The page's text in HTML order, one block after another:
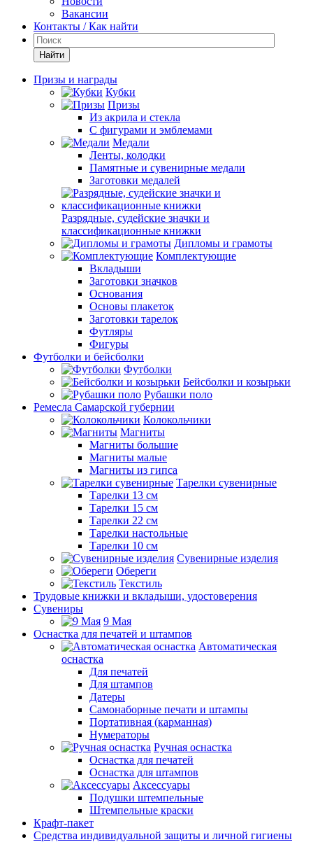
Вакансии
Контакты / Как найти
Найти
Призы и награды
Кубки
Призы
Из акрила и стекла
С фигурами и эмблемами
Медали
Ленты, колодки
Памятные и сувенирные медали
Заготовки медалей
Разрядные, судейские значки и
классификационные книжки
Дипломы и грамоты
Комплектующие
Вкладыши
Заготовки значков
Основания
Основы плакеток
Заготовки тарелок
Футляры
Фигуры
Футболки и бейсболки
Футболки
Бейсболки и козырьки
Рубашки поло
Ремесла Самарской губернии
Колокольчики
Магниты
Магниты большие
Магниты малые
Магниты из гипса
Тарелки сувенирные
Тарелки 13 см
Тарелки 15 см
Тарелки 22 см
Тарелки настольные
Тарелки 10 см
Сувенирные изделия
Обереги
Текстиль
Трудовые книжки и вкладыши, удостоверения
Сувениры
9 Мая
Оснастка для печатей и штампов
Автоматическая
оснастка
Для печатей
Для штампов
Датеры
Самонаборные печати и штампы
Портативная (карманная)
Нумераторы
Ручная оснастка
Оснастка для печатей
Оснастка для штампов
Аксессуары
Подушки штемпельные
Штемпельные краски
Крафт-пакет
Средства индивидуальной защиты и личной гигиены